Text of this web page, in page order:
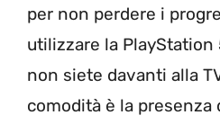
per non perdere i
utilizzare la PlayStation
non siete davanti alla
comodità è la presenza